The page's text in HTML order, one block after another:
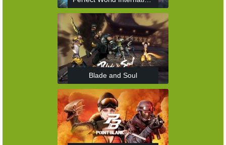
Blade and Soul